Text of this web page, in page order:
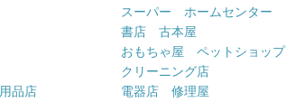
スーパー ホームセンター
書店 古本屋
おもちゃ屋 ペットショップ
クリーニング店
品店
電器店 修理屋